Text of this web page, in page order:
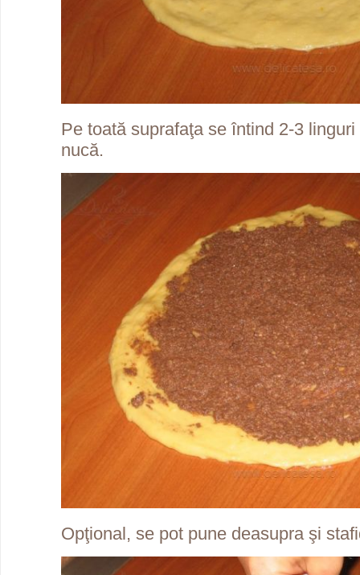
Pe toată suprafaţa se întind 2-3
nucă.
Opţional, se pot pune deasupra şi